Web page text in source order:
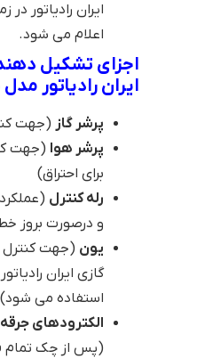
ایران رادیاتور در
اعلام می شود.
اجزای تشکیل
ایران رادیاتور مدل F55
پرشر گاز (جهت
پرشر هوا (جهت
برای احتراق)
رله کنترل
و درصورت بروز
یون (جهت
گازی ایران
استفاده می شود)
الکترودهای
(پس از چک تمام